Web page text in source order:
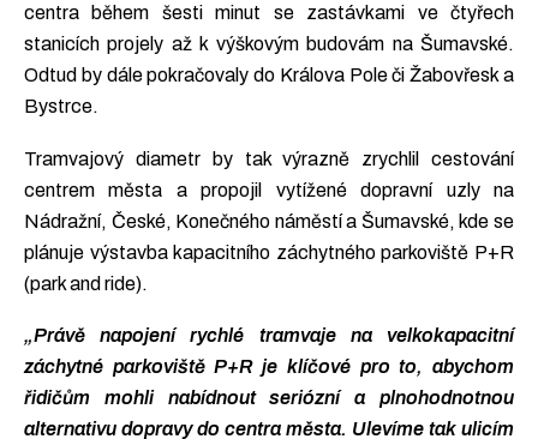
centra během šesti minut se zastávkami ve čtyřech
stanicích projely až k výškovým budovám na Šumavské.
Odtud by dále pokračovaly do Králova Pole či Žabovřesk a
Bystrce.
Tramvajový diametr by tak výrazně zrychlil cestování
centrem města a propojil vytížené dopravní uzly na
Nádražní, České, Konečného náměstí a Šumavské, kde se
plánuje výstavba kapacitního záchytného parkoviště P+R
(park and ride).
„Právě napojení rychlé tramvaje na velkokapacitní
záchytné parkoviště P+R je klíčové pro to, abychom
řidičům mohli nabídnout seriózní a plnohodnotnou
alternativu dopravy do centra města. Ulevíme tak ulicím